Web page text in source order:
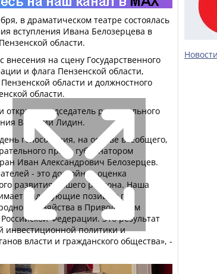
в драматическом театре состоялась
вступления Ивана Белозерцева в
области.
на сцену Государственного
и флага Пензенской области,
области и должностного
области.
председатель регионального
Валерий Лидин.
голосования, на основе всеобщего,
права губернатором
Иван Александрович Белозерцев.
- это достойная оценка
развития нашего региона. Наша
лидирующие позиции по
хозяйства в Приволжском
Федерации. Это результат
инвестиционной политики и
власти и гражданского общества», -